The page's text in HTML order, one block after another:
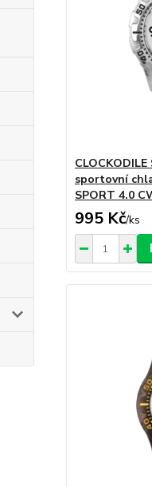
sportovní
SPORT 4.0
995 Kč/ks